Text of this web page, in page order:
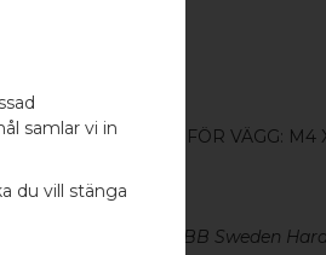
1 ST / SKRUVSTIFT FÖR VÄGG: M4
. Design av BB Sweden
samlar vi in
du vill stänga